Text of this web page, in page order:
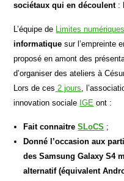
sociétaux qui en découlent:
L’équipe de Limites numériques
informatique sur l’empreinte
proposé en amont des
d’organiser des ateliers à
Lors de ces 2 jours,
innovation sociale IGE ont :
Fait connaitreSLoCS ;
Donné l’occasion aux
des Samsung Galaxy S4
alternatif (équivalent